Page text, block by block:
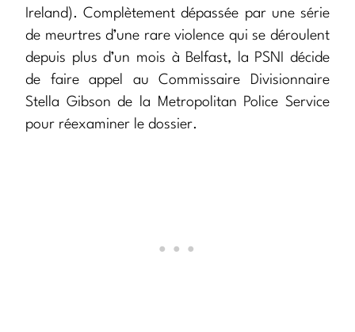
Ireland). Complètement dépassée par une série
de meurtres d’une rare violence qui se déroulent
depuis plus d’un mois à Belfast, la PSNI décide
de faire appel au Commissaire Divisionnaire
Stella Gibson de la Metropolitan Police Service
pour réexaminer le dossier.